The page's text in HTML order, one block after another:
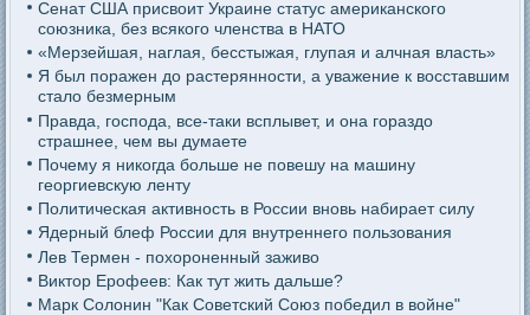
Сенат США присвоит Украине статус американского
союзника, без всякого членства в НАТО
«Мерзейшая, наглая, бесстыжая, глупая и алчная власть»
Я был поражен до растерянности, а уважение к восставшим
стало безмерным
Правда, господа, все-таки всплывет, и она гораздо
страшнее, чем вы думаете
Почему я никогда больше не повешу на машину
георгиевскую ленту
Политическая активность в России вновь набирает силу
Ядерный блеф России для внутреннего пользования
Лев Термен - похороненный заживо
Виктор Ерофеев: Как тут жить дальше?
Марк Солонин "Как Советский Союз победил в войне"